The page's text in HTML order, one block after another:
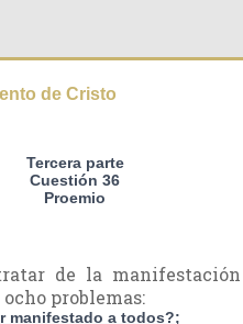
de Cristo
Tercera parte
Cuestión 36
Proemio
de la
problemas:
manifestado a todos?;